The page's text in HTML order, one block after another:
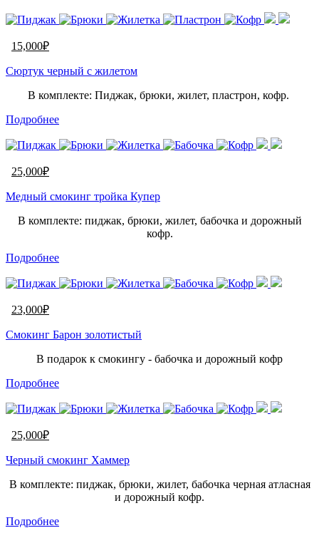
15,000₽
Сюртук черный с жилетом
В комплекте: Пиджак, брюки, жилет, пластрон, кофр.
Подробнее
25,000₽
Медный смокинг тройка Купер
В комплекте: пиджак, брюки, жилет, бабочка и дорожный
кофр.
Подробнее
23,000₽
Смокинг Барон золотистый
В подарок к смокингу - бабочка и дорожный кофр
Подробнее
25,000₽
Черный смокинг Хаммер
В комплекте: пиджак, брюки, жилет, бабочка черная атласная
и дорожный кофр.
Подробнее